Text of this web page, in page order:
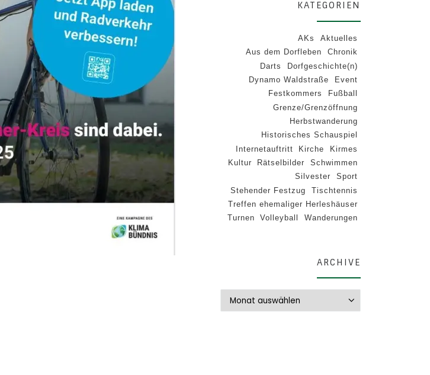
KATEGORIEN
AKs
Aktuelles
Aus dem Dorfleben
Chronik
Darts
Dorfgeschichte(n)
Dynamo Waldstraße
Event
Festkommers
Fußball
Grenze/Grenzöffnung
Herbstwanderung
Historisches Schauspiel
Internetauftritt
Kirche
Kirmes
Kultur
Rätselbilder
Schwimmen
Silvester
Sport
Stehender Festzug
Tischtennis
Treffen ehemaliger Herleshäuser
Turnen
Volleyball Wanderungen
ARCHIVE